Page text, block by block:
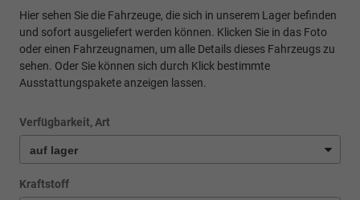
Hier sehen Sie die Fahrzeuge, die sich in unserem Lager befinden
und sofort ausgeliefert werden können. Klicken Sie in das Foto
oder einen Fahrzeugnamen, um alle Details dieses Fahrzeugs zu
sehen. Oder Sie können sich durch Klick bestimmte
Ausstattungspakete anzeigen lassen.
Verfügbarkeit, Art
Kraftstoff